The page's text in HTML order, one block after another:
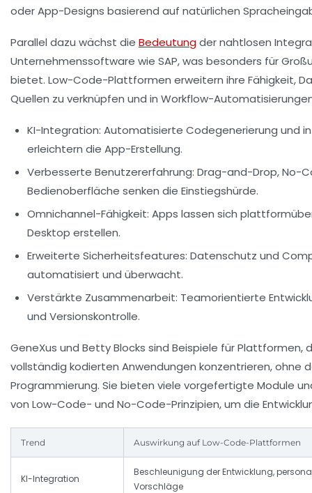
oder App-Designs basierend auf natürlichen
Parallel dazu wächst die Bedeutungder nahtlosen
Unternehmenssoftware wie SAP, was besonders für
bietet. Low-Code-Plattformen erweitern ihre Fähigkeit,
Quellen zu verknüpfen und in Workflow-
KI-Integration: Automatisierte Codegenerierung und
erleichtern die App-Erstellung.
Verbesserte Benutzererfahrung: Drag-and-Drop, No-
Bedienoberfläche senken die Einstiegshürde.
Omnichannel-Fähigkeit: Apps lassen sich
Desktop erstellen.
Erweiterte Sicherheitsfeatures: Datenschutz und
automatisiert und überwacht.
Verstärkte Zusammenarbeit: Teamorientierte
und Versionskontrolle.
GeneXus und Betty Blocks sind Beispiele für Plattformen,
vollständig kodierten Anwendungen konzentrieren, ohne
Programmierung. Sie bieten viele vorgefertigte Module
von Low-Code- und No-Code-Prinzipien, um die
Trend Auswirkung auf Low-Code-Plattformen
KI-Integration
Beschleunigung der Entwicklung,
Vorschläge